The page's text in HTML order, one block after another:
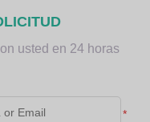
Mbps también son
usted en 24 horas
*